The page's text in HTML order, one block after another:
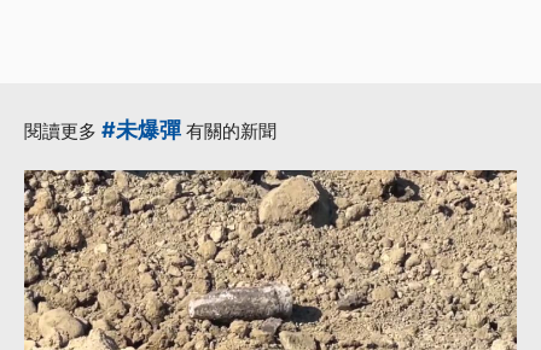
閱讀更多 #未爆彈 有關的新聞